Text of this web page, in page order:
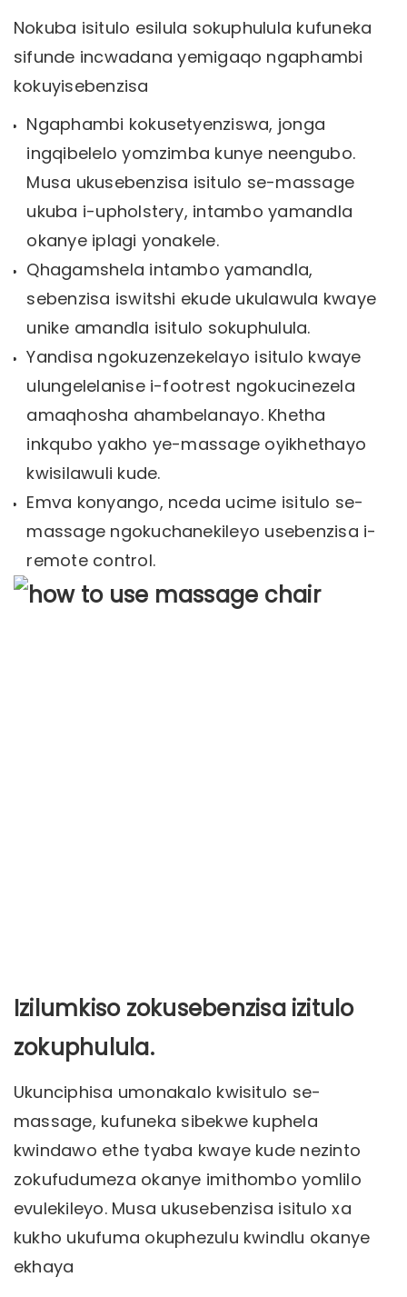
Nokuba isitulo esilula sokuphulula kufuneka
sifunde incwadana yemigaqo ngaphambi
kokuyisebenzisa
Ngaphambi kokusetyenziswa, jonga
ingqibelelo yomzimba kunye neengubo.
Musa ukusebenzisa isitulo se-massage
ukuba i-upholstery, intambo yamandla
okanye iplagi yonakele.
Qhagamshela intambo yamandla,
sebenzisa iswitshi ekude ukulawula kwaye
unike amandla isitulo sokuphulula.
Yandisa ngokuzenzekelayo isitulo kwaye
ulungelelanise i-footrest ngokucinezela
amaqhosha ahambelanayo. Khetha
inkqubo yakho ye-massage oyikhethayo
kwisilawuli kude.
Emva konyango, nceda ucime isitulo se-
massage ngokuchanekileyo usebenzisa i-
remote control.
Izilumkiso zokusebenzisa izitulo
zokuphulula.
Ukunciphisa umonakalo kwisitulo se-
massage, kufuneka sibekwe kuphela
kwindawo ethe tyaba kwaye kude nezinto
zokufudumeza okanye imithombo yomlilo
evulekileyo. Musa ukusebenzisa isitulo xa
kukho ukufuma okuphezulu kwindlu okanye
ekhaya